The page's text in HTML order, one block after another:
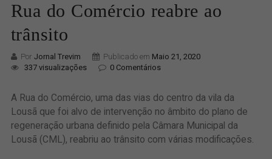
Rua do Comércio reabre ao
trânsito
Por Jornal Trevim Publicado em Maio 21, 2020
337 visualizações
0 Comentários
A Rua do Comércio, uma das vias do centro da vila da
Lousã que foi alvo de intervenção no âmbito do plano de
regeneração urbana definido pela Câmara Municipal da
Lousã (CML), reabriu ao trânsito com várias modificações.